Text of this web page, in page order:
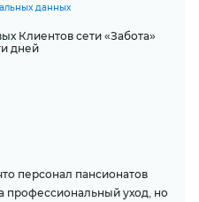
данных
Клиентов сети «Забота»
дней
персонал пансионатов
профессиональный уход, но